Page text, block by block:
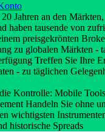
Jahren an den
haben tausende von
preisgekrönten
zu globalen Märkten -
Treffen Sie Ihre
- zu täglichen
Kontrolle: Mobile
Handeln Sie ohne
wichtigsten
historische Spreads